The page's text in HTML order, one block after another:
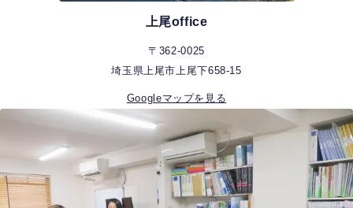
上尾office
〒362-0025
埼玉県上尾市上尾下658-15
Googleマップを見る